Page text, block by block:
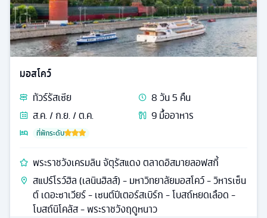
มอสโคว์
ทัวร์รัสเซีย 8วัน5 คืน
ส.ค. / ก.ย. / ต.ค.
9มื้ออาหาร
ที่พักระดับ
พระราชวังเครมลิน จัตุรัสแดง ตลาดอิสมายลอฟสกี้
สแปร์โรว์ฮิล (เลนินฮิลส์) - มหาวิทยาลัยมอสโคว์ - วิหารเซ็น
ต์ เดอะซาเวียร์ - เซนต์ปีเตอร์สเบิร์ก - โบสถ์หยดเลือด -
โบสถ์นิโคลัส - พระราชวังฤดูหนาว